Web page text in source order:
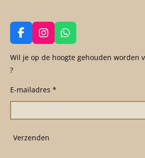
F
a
c
o
o
I
n
s
g
r
m
W
h
a
p
Wil je op de hoogte gehouden worden
?
E-mailadres *
Verzenden